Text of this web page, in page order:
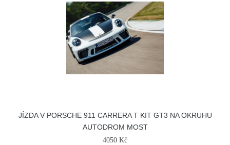
JÍZDA V PORSCHE 911 CARRERA T KIT GT3 NA OKRUHU
AUTODROM MOST
4050 Kč